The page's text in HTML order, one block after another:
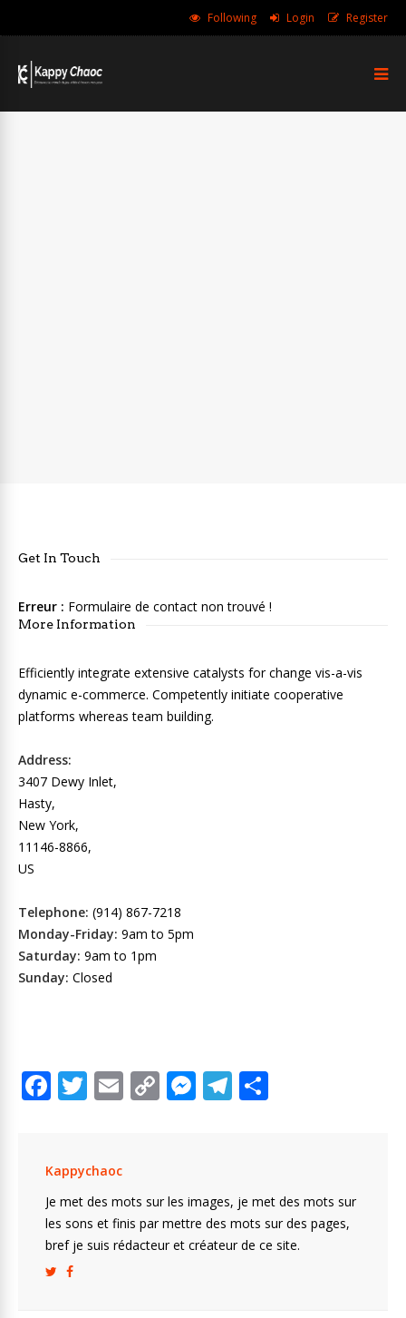
Following Login Register
Get In Touch
Erreur : Formulaire de contact non trouvé !
More Information
Efficiently integrate extensive catalysts for change vis-a-vis
dynamic e-commerce. Competently initiate cooperative
platforms whereas team building.
Address:
3407 Dewy Inlet,
Hasty,
New York,
11146-8866,
US
Telephone: (914) 867-7218
Monday-Friday: 9am to 5pm
Saturday: 9am to 1pm
Sunday: Closed
F
b
o
o
k
T
er
E C
Li
n
k
M
n
g
er
T
a
m
er
Kappychaoc
Je met des mots sur les images, je met des mots sur
les sons et finis par mettre des mots sur des pages,
bref je suis rédacteur et créateur de ce site.